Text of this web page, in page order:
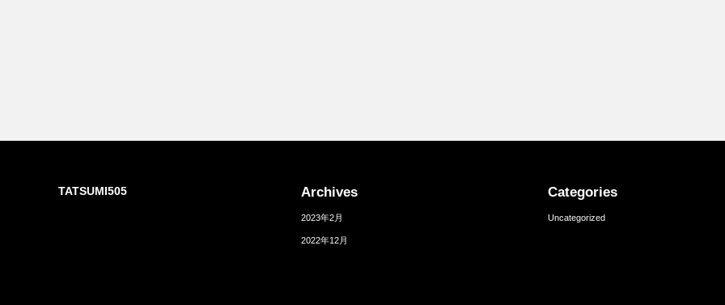
TATSUMI505 Archives
2023年2月
2022年12月
Categories
Uncategorized